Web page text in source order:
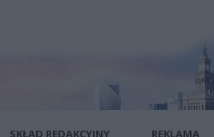
SKŁAD REDAKCYJNY REKLAMA